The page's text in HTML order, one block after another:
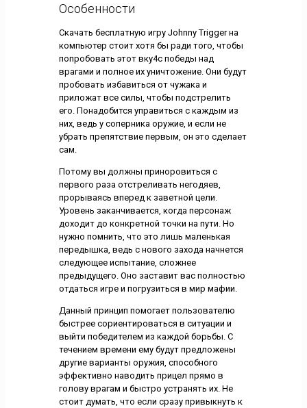
Особенности
Скачать бесплатную игру Johnny Trigger на
компьютер стоит хотя бы ради того, чтобы
попробовать этот вку4с победы над
врагами и полное их уничтожение. Они будут
пробовать избавиться от чужака и
приложат все силы, чтобы подстрелить
его. Понадобится управиться с каждым из
них, ведь у соперника оружие, и если не
убрать препятствие первым, он это сделает
сам.
Потому вы должны приноровиться с
первого раза отстреливать негодяев,
прорываясь вперед к заветной цели.
Уровень заканчивается, когда персонаж
доходит до конкретной точки на пути. Но
нужно помнить, что это лишь маленькая
передышка, ведь с нового захода начнется
следующее испытание, сложнее
предыдущего. Оно заставит вас полностью
отдаться игре и погрузиться в мир мафии.
Данный принцип помогает пользователю
быстрее сориентироваться в ситуации и
выйти победителем из каждой борьбы. С
течением времени ему будут предложены
другие варианты оружия, способного
эффективно наводить прицел прямо в
голову врагам и быстро устранять их. Не
стоит думать, что если сразу привыкнуть к